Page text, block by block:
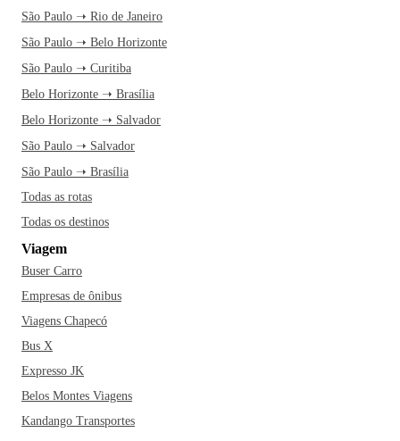
São Paulo ➝ Rio de Janeiro
São Paulo ➝ Belo Horizonte
São Paulo ➝ Curitiba
Belo Horizonte ➝ Brasília
Belo Horizonte ➝ Salvador
São Paulo ➝ Salvador
São Paulo ➝ Brasília
Todas as rotas
Todas os destinos
Viagem
Buser Carro
Empresas de ônibus
Viagens Chapecó
Bus X
Expresso JK
Belos Montes Viagens
Kandango Transportes